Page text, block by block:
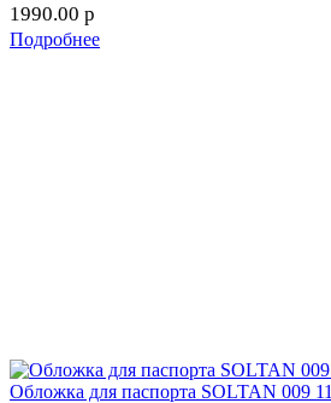
1990.00 p
Подробнее
Обложка для паспорта SOLTAN 009 11